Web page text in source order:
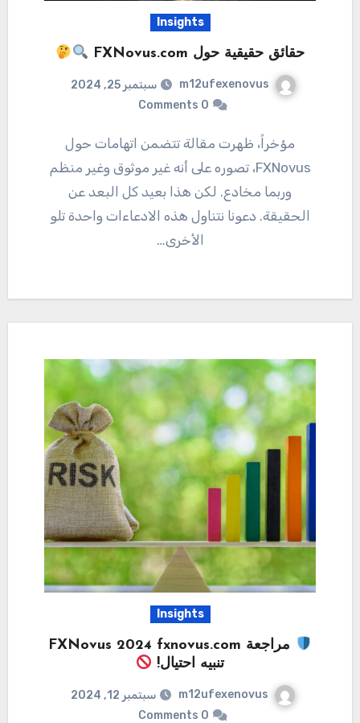
Insights
حقائق حقيقية حول FXNovus.com
m12ufexenovus
سبتمبر 25, 2024
0 Comments
مؤخراً، ظهرت مقالة تتضمن اتهامات حول
FXNovus، تصوره على أنه غير موثوق وغير منظم
وربما مخادع. لكن هذا بعيد كل البعد عن
الحقيقة. دعونا نتناول هذه الادعاءات واحدة تلو
الأخرى…
Insights
مراجعة FXNovus 2024 fxnovus.com
تنبيه احتيال!
m12ufexenovus
سبتمبر 12, 2024
0 Comments